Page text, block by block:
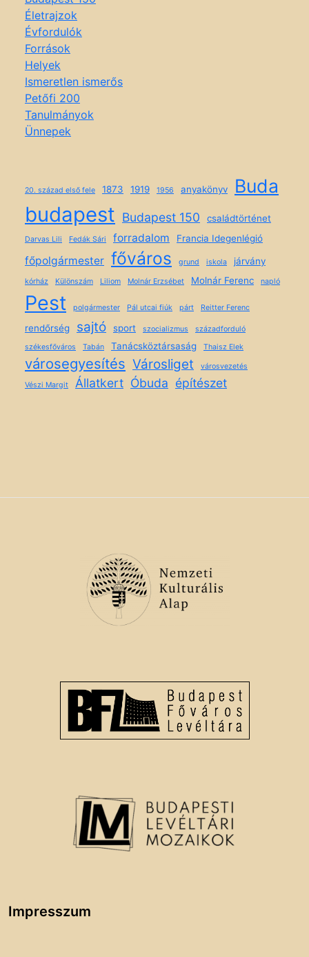
Életrajzok
Évfordulók
Források
Helyek
Ismeretlen ismerős
Petőfi 200
Tanulmányok
Ünnepek
20. század első fele 1873 1919 1956 anyakönyv Buda
budapest Budapest 150 családtörténet
Darvas Lili Fedák Sári forradalom Francia Idegenlégió
főpolgármester főváros grund iskola járvány
kórház Különszám Liliom Molnár Erzsébet Molnár Ferenc napló
Pest polgármester Pál utcai fiúk párt Reitter Ferenc
rendőrség sajtó sport szocializmus
századforduló
székesfőváros
Tabán Tanácsköztársaság Thaisz Elek
városegyesítés Városliget városvezetés
Vészi Margit Állatkert Óbuda építészet
Impresszum